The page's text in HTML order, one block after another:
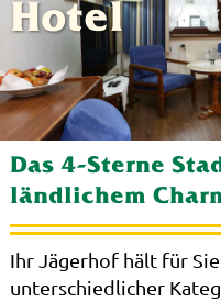
Hotel
Das 4-Sterne
ländlichem
Ihr Jägerhof hält für
unterschiedlicher